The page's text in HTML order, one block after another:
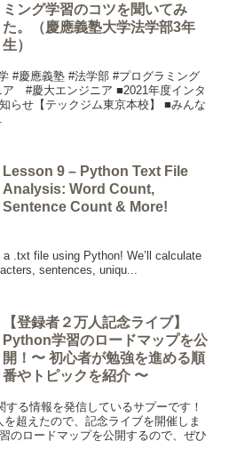
ミング学習のコツを聞いてみ
た。（慶應義塾大学法学部3年
生）
#慶應義塾 #法学部 #プログラミング
ア #慶大エンジニア ■2021年度インタ
らせ【テックジム東京本校】 ■みんな
Lesson 9 – Python Text File
Analysis: Word Count,
Sentence Count & More!
.txt file using Python! We’ll calculate
sentences, uniqu...
【登録者２万人記念ライブ】
Python学習のロードマップを公
開！〜 初心者が勉強を進める順
番やトピックを紹介 〜
る情報を発信しているサプーです！
超えたので、記念ライブを開催しま
のロードマップを公開するので、ぜひ